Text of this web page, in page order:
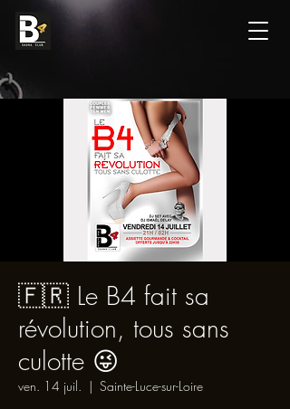
🇫🇷 Le B4 fait sa
révolution, tous sans
culotte 😜
ven. 14 juil.
  |
Sainte-Luce-sur-Loire